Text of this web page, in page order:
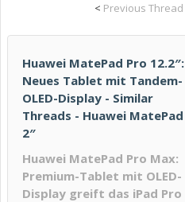
< Previous Thread
Huawei MatePad Pro 12.2″:
Neues Tablet mit Tandem-
OLED-Display - Similar
Threads - Huawei MatePad
2″
Huawei MatePad Pro Max:
Premium-Tablet mit OLED-
Display greift das iPad Pro